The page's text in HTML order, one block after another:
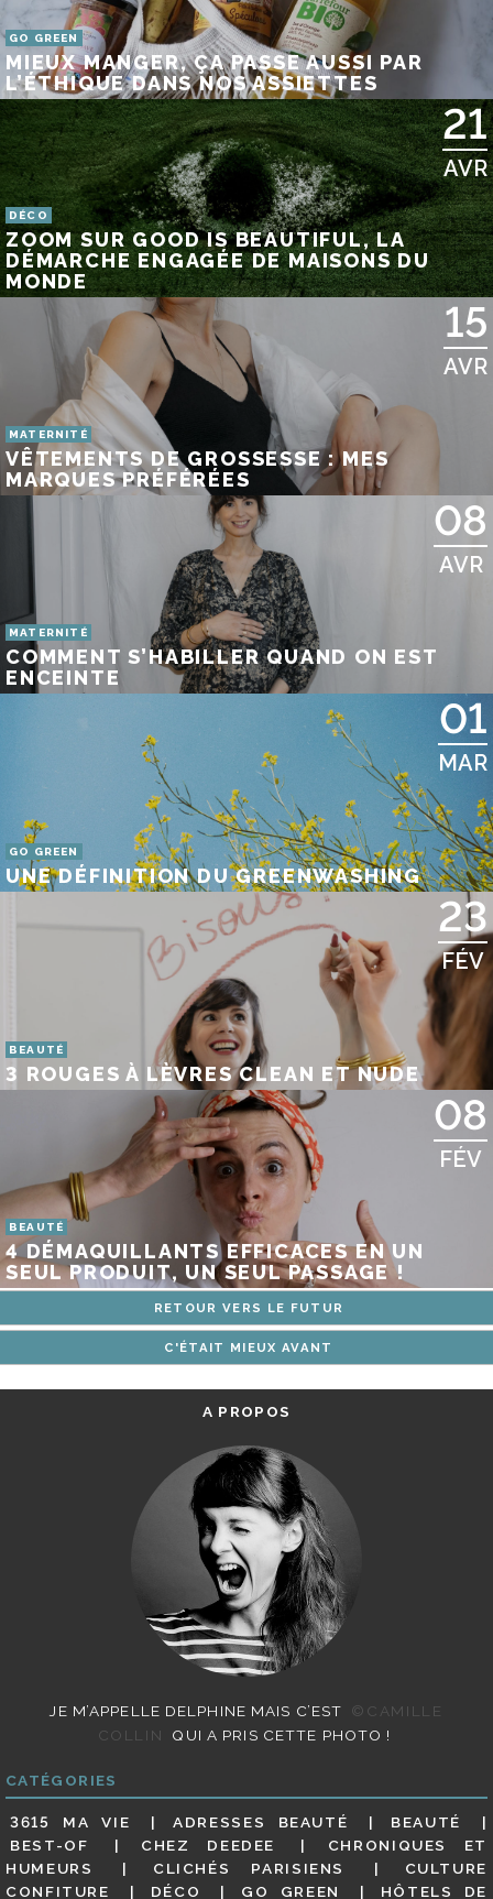
GO GREEN
MIEUX MANGER, ÇA PASSE AUSSI PAR
L’ÉTHIQUE DANS NOS ASSIETTES
21
AVR
DÉCO
ZOOM SUR GOOD IS BEAUTIFUL, LA
DÉMARCHE ENGAGÉE DE MAISONS DU
MONDE
15
AVR
MATERNITÉ
VÊTEMENTS DE GROSSESSE : MES
MARQUES PRÉFÉRÉES
08
AVR
MATERNITÉ
COMMENT S’HABILLER QUAND ON EST
ENCEINTE
01
MAR
GO GREEN
UNE DÉFINITION DU GREENWASHING
23
FÉV
BEAUTÉ
3 ROUGES À LÈVRES CLEAN ET NUDE
08
FÉV
BEAUTÉ
4 DÉMAQUILLANTS EFFICACES EN UN
SEUL PRODUIT, UN SEUL PASSAGE !
RETOUR VERS LE FUTUR
C'ÉTAIT MIEUX AVANT
A PROPOS
JE M’APPELLE DELPHINE MAIS C’EST
©CAMILLE
COLLIN
QUI A PRIS CETTE PHOTO !
CATÉGORIES
3615 MA VIE ADRESSES BEAUTÉ
BEAUTÉ
BEST-OF
CHEZ DEEDEE
CHRONIQUES ET
HUMEURS
CLICHÉS PARISIENS
CULTURE
CONFITURE
DÉCO GO GREEN HÔTELS DE